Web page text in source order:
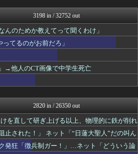
軍事・ミリタリー速報☆彡
痛いニュース(ﾉ∀`)
反日愚国 恨寓瘻
日本第一！ニュース録
理想ちゃんねる
NEWSまとめもりー｜2c...
おーるじゃんる
大艦巨砲主義！
まとめたニュース
watch＠２ちゃんねる
オレ的ゲーム速報＠刃
みそパンNEWS
常識的に考えた
投資ちゃんねる
3198 in / 32752 out
のためか教えてって聞くわけ」
てるのがお前だろ」
→他人のCT画像で中学生死亡
2820 in / 26350 out
を直して研ぎ上げる以上、物理的に鉄が削れ
止された！」 ネット「“日蓮大聖人”だの叫ん
発狂「徴兵制ガー！」…ネット「どういう論